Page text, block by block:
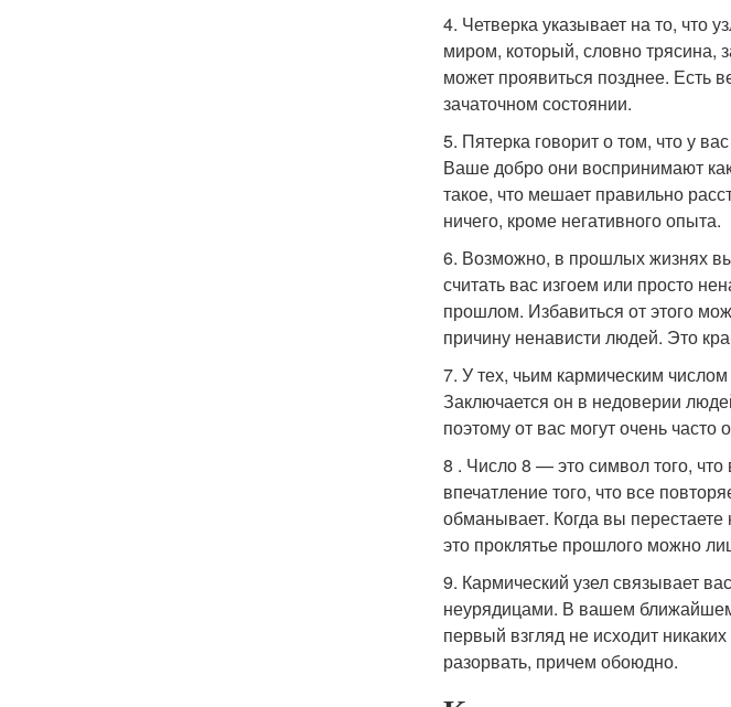
4. Четверка указывает на то, что
миром, который, словно трясина,
может проявиться позднее. Есть
зачаточном состоянии.
5. Пятерка говорит о том, что у
Ваше добро они воспринимают
такое, что мешает правильно
ничего, кроме негативного опыта.
6. Возможно, в прошлых жизнях
считать вас изгоем или просто
прошлом. Избавиться от этого
причину ненависти людей. Это
7. У тех, чьим кармическим
Заключается он в недоверии
поэтому от вас могут очень
8 . Число 8 — это символ того,
впечатление того, что все
обманывает. Когда вы перестаете
это проклятье прошлого можно
9. Кармический узел связывает
неурядицами. В вашем ближайшем
первый взгляд не исходит
разорвать, причем обоюдно.